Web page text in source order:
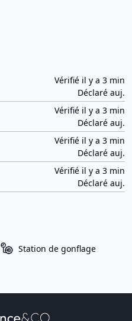
Vérifié il y a 3 min
Déclaré auj.
Vérifié il y a 3 min
Déclaré auj.
Vérifié il y a 3 min
Déclaré auj.
Vérifié il y a 3 min
Déclaré auj.
Station de gonflage